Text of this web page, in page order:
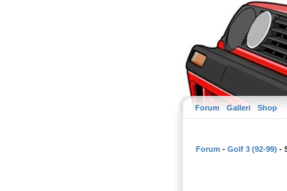
Forum Galleri Shop
Forum - Golf 3 (92-99) -